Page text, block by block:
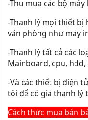
-Thu mua các bộ
-Thanh lý mọi thiết bị
văn phòng như máy
-Thanh lý tất cả các
Mainboard, cpu,
-Và các thiết bị điện
tôi để có giá thanh lý
Cách thức mua bán